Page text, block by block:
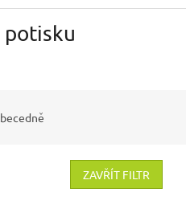
potisku
ZAVŘÍT FILTR